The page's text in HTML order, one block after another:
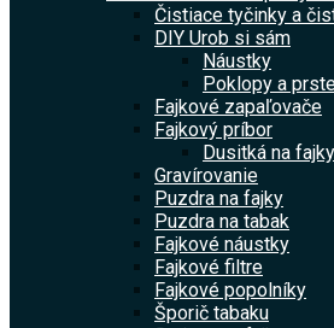
Čistiace tyčinky a
DIY Urob si sám
Náustky
Poklopy a
Fajkové zapaľovače
Fajkový príbor
Dusitká na fajky
Gravírovanie
Puzdra na fajky
Puzdra na tabak
Fajkové náustky
Fajkové filtre
Fajkové popolníky
Šporič tabaku